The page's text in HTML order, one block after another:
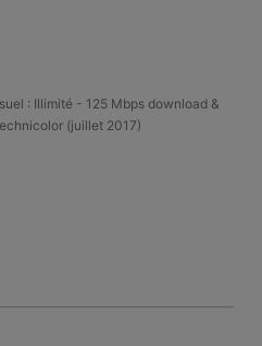
: Illimité - 125 Mbps download &
(juillet 2017)